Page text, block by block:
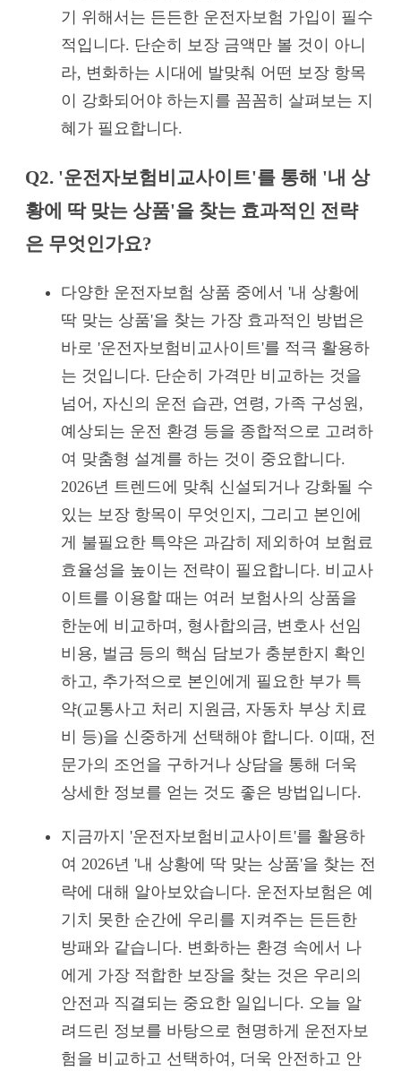
기 위해서는 든든한 운전자보험 가입이 필수
적입니다. 단순히 보장 금액만 볼 것이 아니
라, 변화하는 시대에 발맞춰 어떤 보장 항목
이 강화되어야 하는지를 꼼꼼히 살펴보는 지
혜가 필요합니다.
Q2. '운전자보험비교사이트'를 통해 '내 상
황에 딱 맞는 상품'을 찾는 효과적인 전략
은 무엇인가요?
다양한 운전자보험 상품 중에서 '내 상황에
딱 맞는 상품'을 찾는 가장 효과적인 방법은
바로 '운전자보험비교사이트'를 적극 활용하
는 것입니다. 단순히 가격만 비교하는 것을
넘어, 자신의 운전 습관, 연령, 가족 구성원,
예상되는 운전 환경 등을 종합적으로 고려하
여 맞춤형 설계를 하는 것이 중요합니다.
2026년 트렌드에 맞춰 신설되거나 강화될 수
있는 보장 항목이 무엇인지, 그리고 본인에
게 불필요한 특약은 과감히 제외하여 보험료
효율성을 높이는 전략이 필요합니다. 비교사
이트를 이용할 때는 여러 보험사의 상품을
한눈에 비교하며, 형사합의금, 변호사 선임
비용, 벌금 등의 핵심 담보가 충분한지 확인
하고, 추가적으로 본인에게 필요한 부가 특
약(교통사고 처리 지원금, 자동차 부상 치료
비 등)을 신중하게 선택해야 합니다. 이때, 전
문가의 조언을 구하거나 상담을 통해 더욱
상세한 정보를 얻는 것도 좋은 방법입니다.
지금까지 '운전자보험비교사이트'를 활용하
여 2026년 '내 상황에 딱 맞는 상품'을 찾는 전
략에 대해 알아보았습니다. 운전자보험은 예
기치 못한 순간에 우리를 지켜주는 든든한
방패와 같습니다. 변화하는 환경 속에서 나
에게 가장 적합한 보장을 찾는 것은 우리의
안전과 직결되는 중요한 일입니다. 오늘 알
려드린 정보를 바탕으로 현명하게 운전자보
험을 비교하고 선택하여, 더욱 안전하고 안